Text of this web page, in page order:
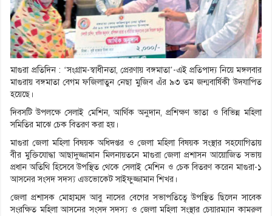
মাগুরা প্রতিদিন : ‘সংগ্রাম-স্বাধীনতা, প্রেরণায় বঙ্গমাতা’-এই প্রতিপাদ্য নিয়ে মঙ্গলবার
মাগুরায় বঙ্গমাতা বেগম ফজিলাতুন নেছা মুজিব এঁর ৯৩ তম জন্মবার্ষিকী উদযাপিত
হয়েছে।
দিবসটি উপলক্ষে সেলাই মেশিন, আর্থিক অনুদান, প্রশিক্ষণ ভাতা ও বিভিন্ন মহিলা
সমিতির মাঝে চেক বিতরণ করা হয়।
মাগুরা জেলা মহিলা বিষয়ক অধিদপ্তর ও জেলা মহিলা বিষয়ক সংস্থার সহযোগিতায়
বীর মুক্তিযোদ্ধা আছাদুজ্জামান মিলনায়তনে মাগুরা জেলা প্রশাসন আয়োজিত সভায়
প্রধান অতিথি হিসেবে উপস্থিত থেকে সেলাই মেশিন ও চেক বিতরণ করেন মাগুরা-১
আসনের সংসদ সদস্য এডভোকেট সাইফুজ্জামান শিখর।
জেলা প্রশাসক মোহাম্মদ আবু নাসের বেগের সভাপতিত্বে উপস্থিত ছিলেন সাবেক
সংরক্ষিত মহিলা আসনের সংসদ সদস্য ও জেলা মহিলা সংস্থার চেয়ারম্যান কামরুল